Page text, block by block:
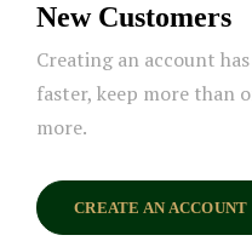
New Customers
Creating an account
faster, keep more than
more.
CREATE AN ACCOUNT